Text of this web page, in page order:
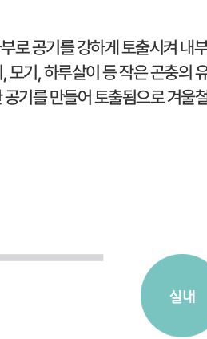
로 공기를 강하게 토출시켜 내
모기, 하루살이 등 작은 곤충의
기를 만들어 토출됨으로 겨울